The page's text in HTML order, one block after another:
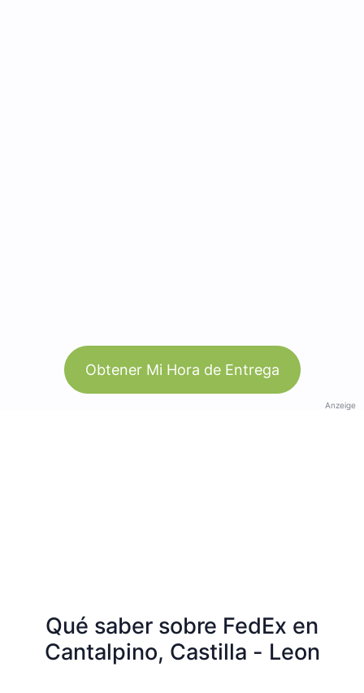
Obtener Mi Hora de Entrega
Anzeige
Qué saber sobre FedEx en
Cantalpino, Castilla - Leon